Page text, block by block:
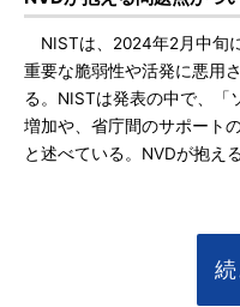
NISTは、2024年2月中旬
重要な脆弱性や活発に悪用
る。NISTは発表の中で、「
増加や、省庁間のサポート
と述べている。NVDが抱え